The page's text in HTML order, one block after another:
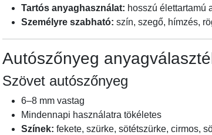
Tartós anyaghasználat: hosszú élettartamú
Személyre szabható: szín, szegő, hímzés,
Autószőnyeg
Szövet autószőnyeg
6–8 mm vastag
Mindennapi használatra tökéletes
Színek: fekete, szürke, sötétszürke, cirmos,